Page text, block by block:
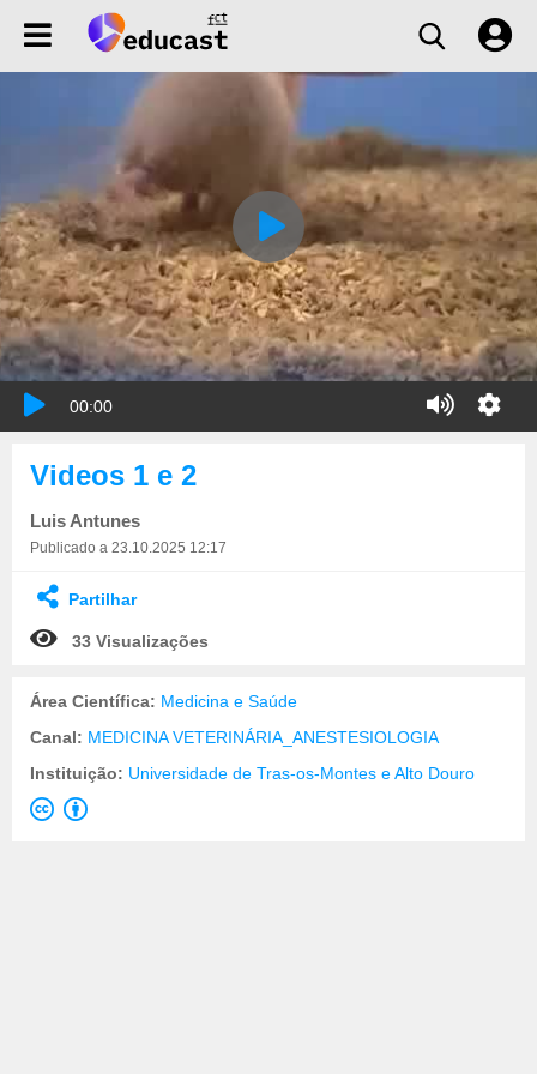
00:00
Videos 1 e 2
Luis Antunes
Publicado a 23.10.2025 12:17
Partilhar
33 Visualizações
Área Científica: Medicina e Saúde
Canal: MEDICINA VETERINÁRIA_ANESTESIOLOGIA
Instituição: Universidade de Tras-os-Montes e Alto Douro